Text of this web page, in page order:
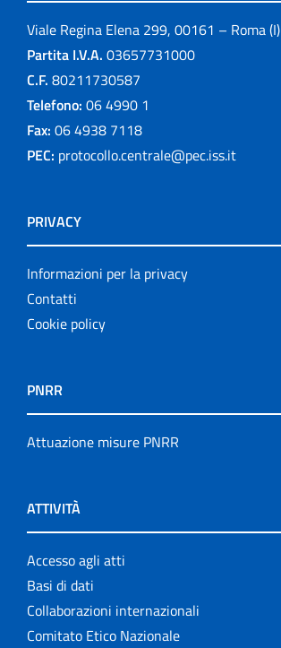
Viale Regina Elena 299, 00161 – Roma (I)
Partita I.V.A. 03657731000
C.F. 80211730587
Telefono: 06 4990 1
Fax: 06 4938 7118
PEC: protocollo.centrale@pec.iss.it
PRIVACY
Informazioni per la privacy
Contatti
Cookie policy
PNRR
Attuazione misure PNRR
ATTIVITÀ
Accesso agli atti
Basi di dati
Collaborazioni internazionali
Comitato Etico Nazionale